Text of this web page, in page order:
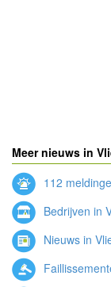
Meer nieuws in
112
Bedrijven in
Nieuws in